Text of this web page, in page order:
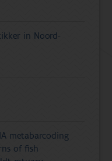
in Noord-
metabarcoding
of fish